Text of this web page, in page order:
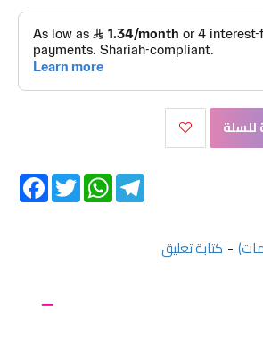
- كتابة تعليق
للسلة
Twitter
WhatsAppTelegram